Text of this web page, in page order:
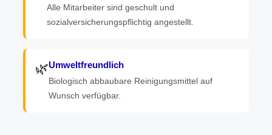
Alle Mitarbeiter sind geschult und
sozialversicherungspflichtig angestellt.
🌿Umweltfreundlich
Biologisch abbaubare Reinigungsmittel auf
Wunsch verfügbar.